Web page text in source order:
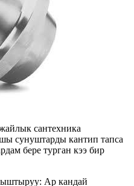
сантехника
сунуштарды кантип тапса
бере турган кээ бир
Ар кандай